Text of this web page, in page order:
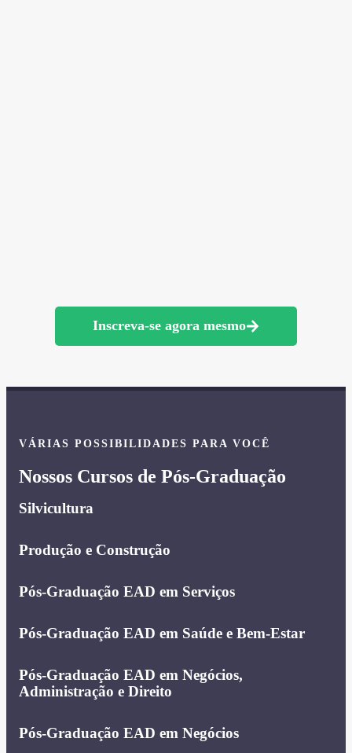
Inscreva-se agora mesmo
VÁRIAS POSSIBILIDADES PARA VOCÊ
Nossos Cursos de Pós-Graduação
Silvicultura
Produção e Construção
Pós-Graduação EAD em Serviços
Pós-Graduação EAD em Saúde e Bem-Estar
Pós-Graduação EAD em Negócios,
Administração e Direito
Pós-Graduação EAD em Negócios